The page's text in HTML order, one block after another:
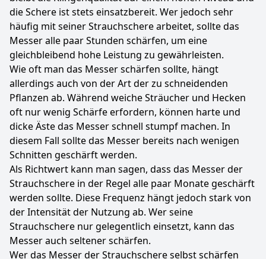
die Schere ist stets einsatzbereit. Wer jedoch sehr
häufig mit seiner Strauchschere arbeitet, sollte das
Messer alle paar Stunden schärfen, um eine
gleichbleibend hohe Leistung zu gewährleisten.
Wie oft man das Messer schärfen sollte, hängt
allerdings auch von der Art der zu schneidenden
Pflanzen ab. Während weiche Sträucher und Hecken
oft nur wenig Schärfe erfordern, können harte und
dicke Äste das Messer schnell stumpf machen. In
diesem Fall sollte das Messer bereits nach wenigen
Schnitten geschärft werden.
Als Richtwert kann man sagen, dass das Messer der
Strauchschere in der Regel alle paar Monate geschärft
werden sollte. Diese Frequenz hängt jedoch stark von
der Intensität der Nutzung ab. Wer seine
Strauchschere nur gelegentlich einsetzt, kann das
Messer auch seltener schärfen.
Wer das Messer der Strauchschere selbst schärfen